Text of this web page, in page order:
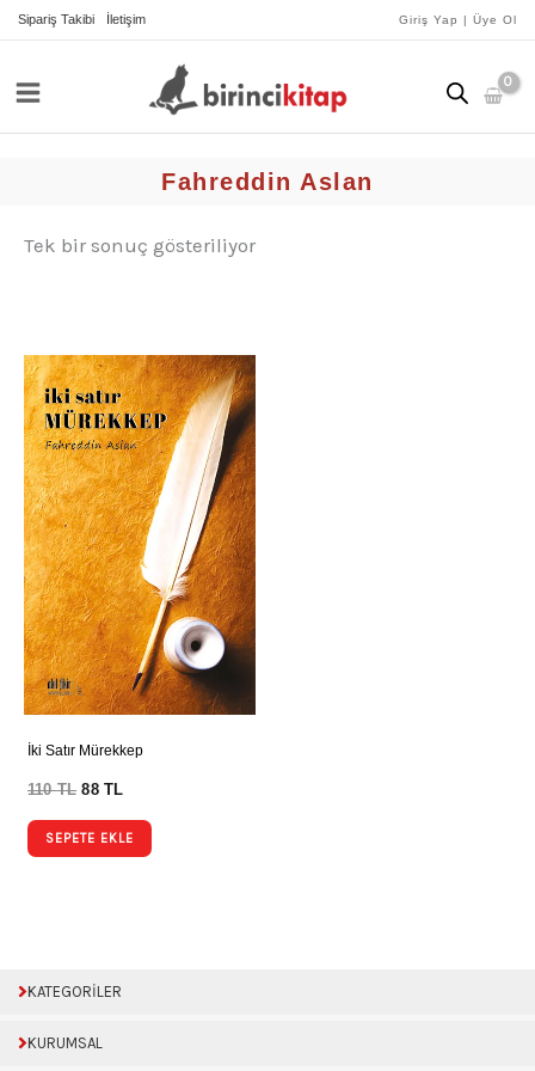
İçeriğe
Sipariş Takibi İletişim Giriş Yap | Üye Ol
Fahreddin Aslan
Tek bir sonuç gösteriliyor
İki Satır Mürekkep
110TL 88TL
SEPETE EKLE
KATEGORİLER
KURUMSAL